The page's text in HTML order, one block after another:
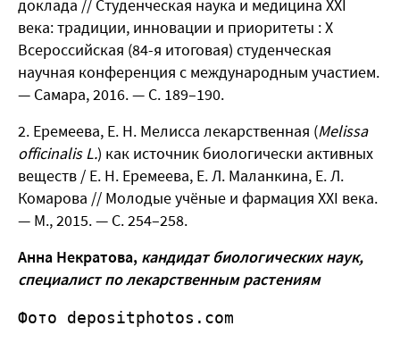
доклада // Студенческая наука и медицина XXI
века: традиции, инновации и приоритеты : Х
Всероссийская (84-я итоговая) студенческая
научная конференция с международным участием.
— Самара, 2016. — С. 189–190.
Еремеева, Е. Н. Мелисса лекарственная (Melissa
officinalis L.) как источник биологически активных
веществ / Е. Н. Еремеева, Е. Л. Маланкина, Е. Л.
Комарова // Молодые учёные и фармация ХХI века.
— М., 2015. — С. 254–258.
Анна Некратова, кандидат биологических наук,
специалист по лекарственным растениям
Фото depositphotos.com